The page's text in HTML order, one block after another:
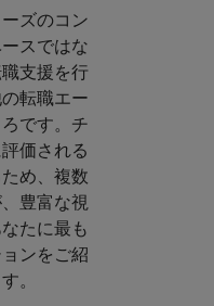
ズのコン
スではな
支援を行
転職エー
です。チ
価される
め、複数
豊富な視
たに最も
ンをご紹
。​